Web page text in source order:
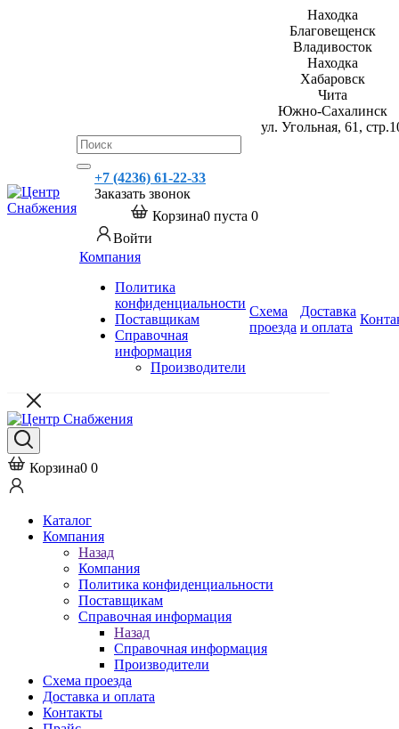
Находка
Благовещенск
Владивосток
Находка
Хабаровск
Чита
Южно-Сахалинск
ул. Угольная, 61,
+7 (4236) 61-22-33
Заказать звонок
Корзина0 пуста 0
Войти
Компания
Политика
конфиденциальности
Поставщикам
Справочная
информация
Производители
Схема
проезда
Доставка
и оплата
Корзина0 0
Каталог
Компания
Назад
Компания
Политика конфиденциальности
Поставщикам
Справочная информация
Назад
Справочная информация
Производители
Схема проезда
Доставка и оплата
Контакты